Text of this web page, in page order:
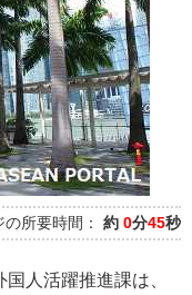
所要時間： 約 0分45秒
人活躍推進課は、